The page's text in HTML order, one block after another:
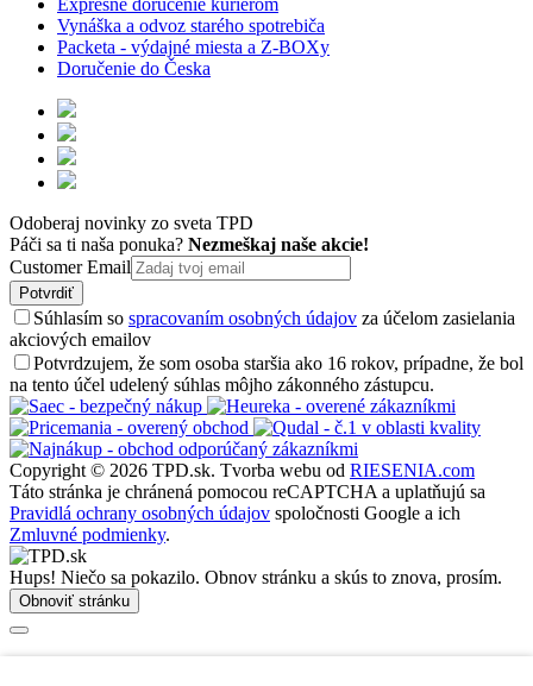
Vynáška a odvoz starého spotrebiča
Packeta - výdajné miesta a Z-BOXy
Doručenie do Česka
Odoberaj novinky zo sveta TPD
Páči sa ti naša ponuka? Nezmeškaj naše akcie!
Customer Email
Potvrdiť
Súhlasím so spracovaním osobných údajov za účelom zasielania
akciových emailov
Potvrdzujem, že som osoba staršia ako 16 rokov, prípadne, že bol
na tento účel udelený súhlas môjho zákonného zástupcu.
Copyright © 2026 TPD.sk. Tvorba webu od RIESENIA.com
Táto stránka je chránená pomocou reCAPTCHA a uplatňujú sa
Pravidlá ochrany osobných údajov spoločnosti Google a ich
Zmluvné podmienky.
Hups! Niečo sa pokazilo. Obnov stránku a skús to znova, prosím.
Obnoviť stránku